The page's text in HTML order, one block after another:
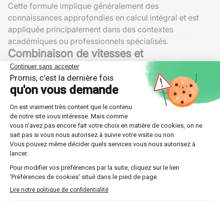
Cette formule implique généralement des
connaissances approfondies en calcul intégral et est
appliquée principalement dans des contextes
académiques ou professionnels spécialisés.
Combinaison de vitesses et
changements de direction
Dans le monde réel, les déplacements incluent souvent
des changements devitesse et de direction. Modéliser
cela pourrait impliquer l'utilisation de vecteursvitesse
et l'intégration pour obtenir ladistance parcourue
utilise parfois des simulations informatiques pour gérer
ce genre de complexité.
Exemples de calcul dans la vie
quotidienne
Au-delà des modèles scientifiques, ces principes
peuvent être appliqués dans des contextes quotidiens